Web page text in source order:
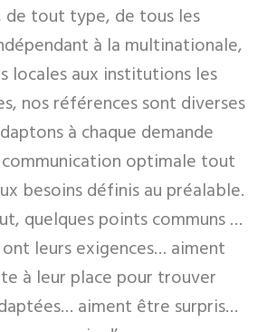
tout type, de tous les
à la multinationale,
locales aux institutions les
nos références sont diverses
à chaque demande
optimale tout
besoins définis au préalable.
quelques points communs …
leurs exigences… aiment
à leur place pour trouver
aiment être surpris…